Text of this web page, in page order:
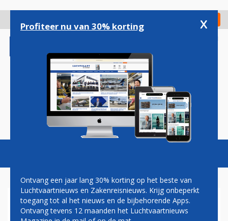
gaan
Check in
Magazine Podcasts Vacatures
AELS ONTMANTELT
Profiteer nu van 30% korting x
Ontvang een jaar lang 30% korting op het beste van
Luchtvaartnieuws en Zakenreisnieuws. Krijg onbeperkt
toegang tot al het nieuws en de bijbehorende Apps.
Ontvang tevens 12 maanden het Luchtvaartnieuws